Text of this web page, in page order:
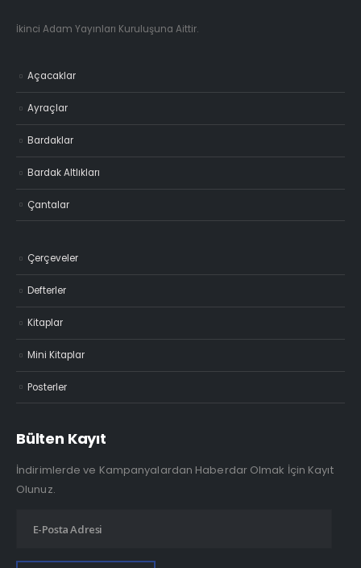
İkinci Adam Yayınları Kuruluşuna Aittir.
Açacaklar
Ayraçlar
Bardaklar
Bardak Altlıkları
Çantalar
Çerçeveler
Defterler
Kitaplar
Mini Kitaplar
Posterler
Bülten Kayıt
İndirimlerde ve Kampanyalardan Haberdar Olmak İçin Kayıt
Olunuz.